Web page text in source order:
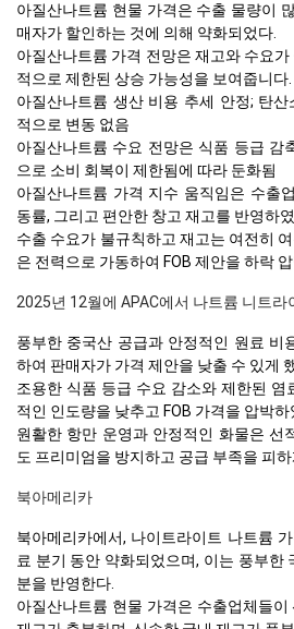
아질산나트륨 현물 가격은 수출 물량이
매자가 할인하는 것에 의해 약화되었다.
아질산나트륨 가격 전망은 재고와 수요
적으로 제한된 상승 가능성을 보여줍니다.
아질산나트륨 생산 비용 추세 안정; 탄
적으로 변동 없음
아질산나트륨 수요 전망은 식품 등급 감
으로 소비 회복이 제한됨에 따라 둔화됨
아질산나트륨 가격 지수 움직임은 수출
동률, 그리고 편안한 창고 재고를 반영하
수출 수요가 불규칙하고 재고는 여전히
은 전력으로 가동하여 FOB 제안을 하락
2025년 12월에 APAC에서 나트륨 니트라
풍부한 중국산 공급과 안정적인 원료 비
하여 판매자가 가격 제안을 낮출 수 있게
조용한 식품 등급 수요 감소와 제한된 염
적인 인도량을 낮추고 FOB 가격을 압박하
원활한 항만 운영과 안정적인 화물은 선
도 프리미엄을 방지하고 공급 부족을 피하
북아메리카
북아메리카에서, 나이트라이트 나트륨
료 분기 동안 약화되었으며, 이는 풍부한
분을 반영한다.
아질산나트륨 현물 가격은 수출업체들이